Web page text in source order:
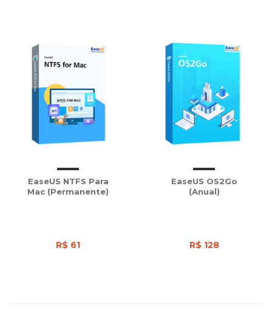
EaseUS NTFS Para
Mac (Permanente)
R$ 61
EaseUS OS2Go
(Anual)
R$ 128